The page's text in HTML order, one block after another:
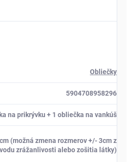
Obliečky
5904708958296
na prikrývku + 1 obliečka na vankúš
(možná zmena rozmerov +/- 3cm z
zrážanlivosti alebo zošitia látky)